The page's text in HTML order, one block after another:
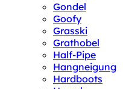
Gondel
Goofy
Grasski
Grathobel
Half-Pipe
Hangneigung
Hardboots